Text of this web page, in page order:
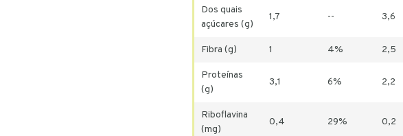
Dos quais
açúcares (g)
1,7 -- 3,6
Fibra (g) 1 4% 2,5
Proteínas
(g)
3,1 6% 2,2
Riboflavina
(mg)
0,4 29% 0,2